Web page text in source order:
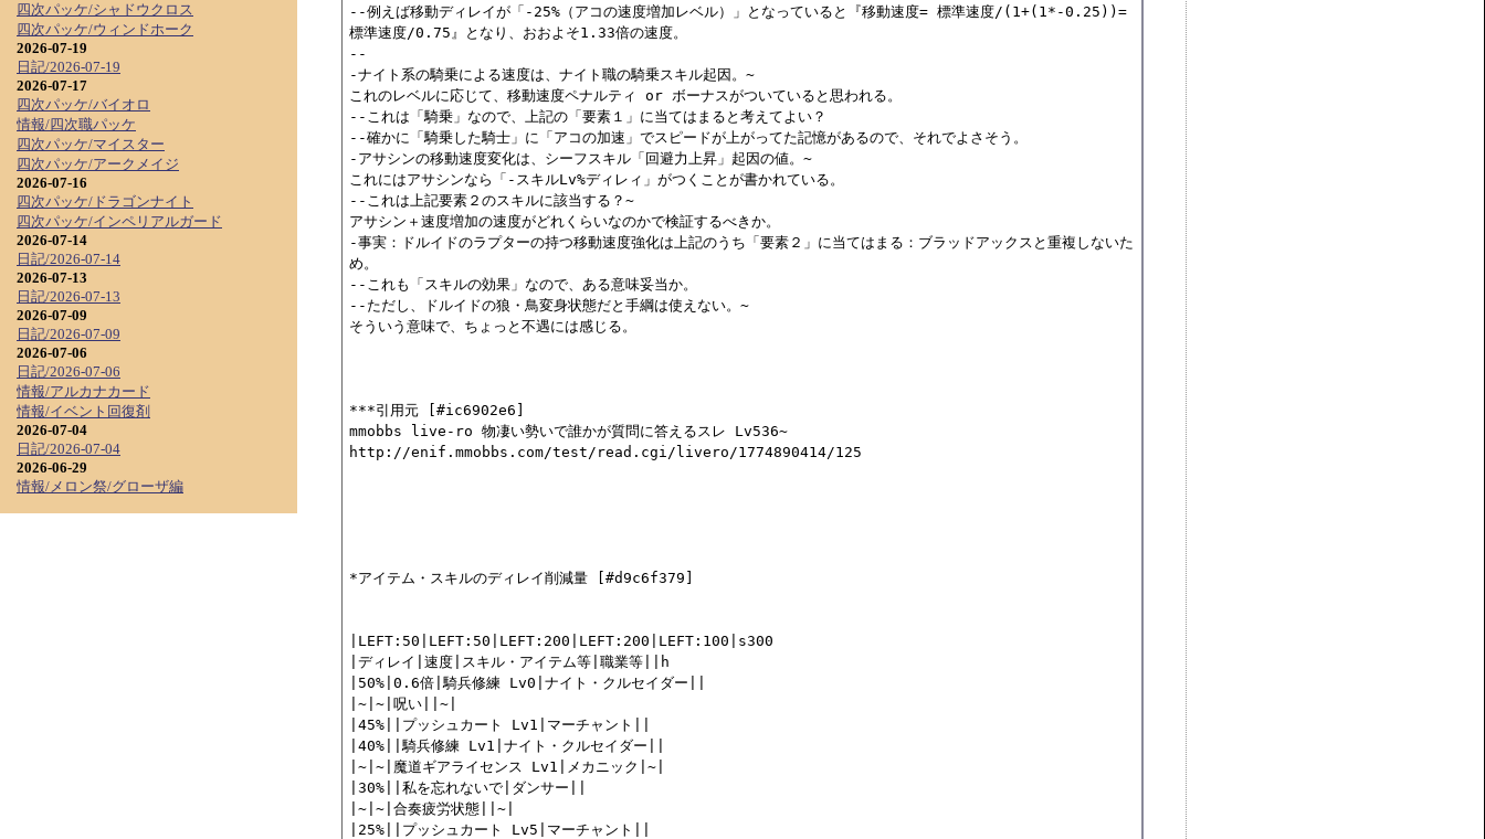
--例えば移動ディレイが「-25%（アコの速度増加レベル）」となっていると『移動速度= 標準速度/(1+(1*-0.25))=
標準速度/0.75』となり、おおよそ1.33倍の速度。
--
-ナイト系の騎乗による速度は、ナイト職の騎乗スキル起因。~
これのレベルに応じて、移動速度ペナルティ or ボーナスがついていると思われる。
--これは「騎乗」なので、上記の「要素１」に当てはまると考えてよい？
--確かに「騎乗した騎士」に「アコの加速」でスピードが上がってた記憶があるので、それでよさそう。
-アサシンの移動速度変化は、シーフスキル「回避力上昇」起因の値。~
これにはアサシンなら「-スキルLv%ディレィ」がつくことが書かれている。
--これは上記要素２のスキルに該当する？~
アサシン＋速度増加の速度がどれくらいなのかで検証するべきか。
-事実：ドルイドのラプターの持つ移動速度強化は上記のうち「要素２」に当てはまる：ブラッドアックスと重複しないた
め。
--これも「スキルの効果」なので、ある意味妥当か。
--ただし、ドルイドの狼・鳥変身状態だと手綱は使えない。~
そういう意味で、ちょっと不遇には感じる。
***引用元 [#ic6902e6]
mmobbs live-ro 物凄い勢いで誰かが質問に答えるスレ Lv536~
http://enif.mmobbs.com/test/read.cgi/livero/1774890414/125
*アイテム・スキルのディレイ削減量 [#d9c6f379]
|LEFT:50|LEFT:50|LEFT:200|LEFT:200|LEFT:100|s300
|ディレイ|速度|スキル・アイテム等|職業等||h
|50%|0.6倍|騎兵修練 Lv0|ナイト・クルセイダー||
|~|~|呪い||~|
|45%||プッシュカート Lv1|マーチャント||
|40%||騎兵修練 Lv1|ナイト・クルセイダー||
|~|~|魔道ギアライセンス Lv1|メカニック|~|
|30%||私を忘れないで|ダンサー||
|~|~|合奏疲労状態||~|
|25%||プッシュカート Lv5|マーチャント||
四次パッケ/シャドウクロス
四次パッケ/ウィンドホーク
2026-07-19
日記/2026-07-19
2026-07-17
四次パッケ/バイオロ
情報/四次職パッケ
四次パッケ/マイスター
四次パッケ/アークメイジ
2026-07-16
四次パッケ/ドラゴンナイト
四次パッケ/インペリアルガード
2026-07-14
日記/2026-07-14
2026-07-13
日記/2026-07-13
2026-07-09
日記/2026-07-09
2026-07-06
日記/2026-07-06
情報/アルカナカード
情報/イベント回復剤
2026-07-04
日記/2026-07-04
2026-06-29
情報/メロン祭/グローザ編